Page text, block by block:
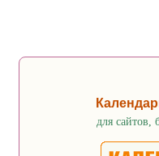
для сайтов,